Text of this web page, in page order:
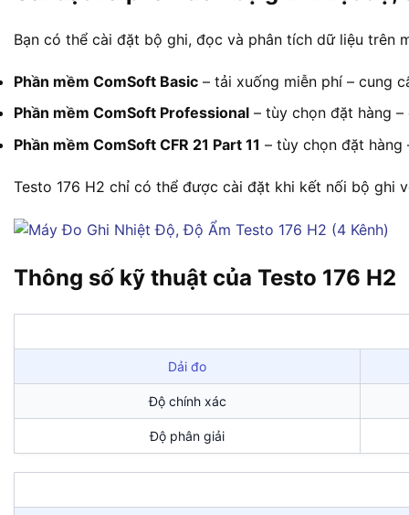
Bạn có thể cài đặt bộ ghi, đọc và phân tích dữ liệu trên
Phần mềm ComSoft Basic – tải xuống miễn phí – cung
Phần mềm ComSoft Professional – tùy chọn đặt hàng
Phần mềm ComSoft CFR 21 Part 11 – tùy chọn đặt hàng
Testo 176 H2 chỉ có thể được cài đặt khi kết nối bộ ghi
Thông số kỹ thuật của Testo 176 H2
Dải đo
Độ chính xác
Độ phân giải